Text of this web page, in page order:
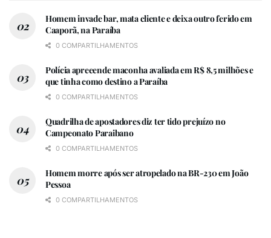
Homem invade bar, mata cliente e deixa outro ferido em
Caaporã, na Paraíba
0 COMPARTILHAMENTOS
Polícia apreeende maconha avaliada em R$ 8,5 milhões e
que tinha como destino a Paraíba
0 COMPARTILHAMENTOS
Quadrilha de apostadores diz ter tido prejuízo no
Campeonato Paraibano
0 COMPARTILHAMENTOS
Homem morre após ser atropelado na BR-230 em João
Pessoa
0 COMPARTILHAMENTOS